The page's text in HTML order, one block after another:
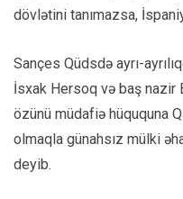
dövlətini tanımazsa,
Sançes Qüdsdə ayrı-
İsxak Hersoq və baş nazir
özünü müdafiə hüququna
olmaqla günahsız mülki
deyib.